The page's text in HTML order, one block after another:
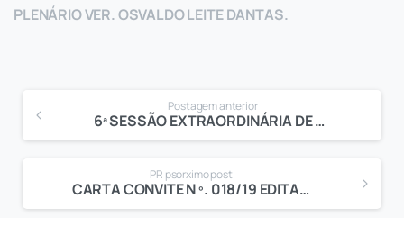
PLENÁRIO VER. OSVALDO LEITE DANTAS.
Postagem anterior
6ª SESSÃO EXTRAORDINÁRIA DE 2019
PR psorximo post
CARTA CONVITE N º. 018/19 EDITAL Nº. 020/19 PROCESSO Nº. 300/19